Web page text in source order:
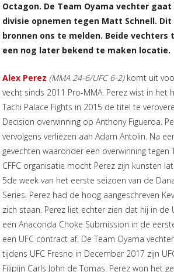
Octagon. De Team Oyama vechter
divisie opnemen tegen Matt Schnell.
bronnen ons te melden. Beide vechters
een nog later bekend te maken locatie.
Alex Perez (MMA 24-6/UFC 6-2)komt uit
vecht sinds 2011 Pro-MMA. Perez wist in het
Tachi Palace Fights in 2015 de titel te
Decision overwinning op Anthony Figueroa.
vervolgens verliezen aan Adam Antolin. Na
gevechten waaronder een overwinning tegen
CFFC organisatie mocht Perez zijn kunsten
5de week van het eerste seizoen van de
Series. Perez had de hoog aangeschreven
zich staan. Perez liet echter zien dat hij in de
een Anaconda Choke Submission in de
een UFC contract af. De Team Oyama
tijdens UFC Fresno in December 2017 zijn
Filipijn Carls John de Tomas. Perez won het